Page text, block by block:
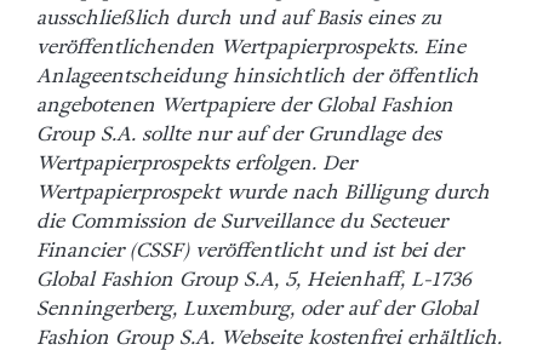
ausschließlich durch und auf Basis eines zu
veröffentlichenden Wertpapierprospekts. Eine
Anlageentscheidung hinsichtlich der öffentlich
angebotenen Wertpapiere der Global Fashion
Group S.A. sollte nur auf der Grundlage des
Wertpapierprospekts erfolgen. Der
Wertpapierprospekt wurde nach Billigung durch
die Commission de Surveillance du Secteuer
Financier (CSSF) veröffentlicht und ist bei der
Global Fashion Group S.A, 5, Heienhaff, L-1736
Senningerberg, Luxemburg, oder auf der Global
Fashion Group S.A. Webseite kostenfrei erhältlich.